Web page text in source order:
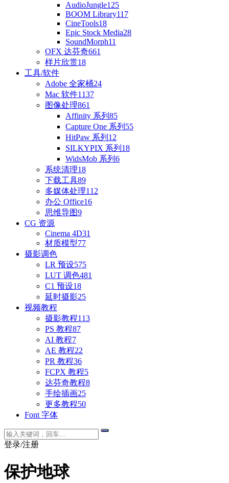
AudioJungle125
BOOM Library117
CineTools18
Epic Stock Media28
SoundMorph11
OFX 达芬奇661
样片欣赏18
工具/软件
Adobe 全家桶24
Mac 软件1137
图像处理861
Affinity 系列 85
Capture One 系列 55
HitPaw 系列 12
SILKYPIX 系列 18
WidsMob 系列 6
系统清理18
下载工具89
多媒体处理112
办公 Office16
思维导图9
CG 资源
Cinema 4D31
材质模型77
摄影调色
LR 预设575
LUT 调色481
C1 预设18
延时摄影25
视频教程
摄影教程113
PS 教程87
AI 教程7
AE 教程22
PR 教程36
FCPX 教程5
达芬奇教程8
手绘插画25
更多教程50
Font 字体
登录/注册
保护地球